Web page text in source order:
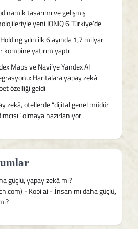
tasarımı ve gelişmiş
yeni IONIQ 6 Türkiye’de
yılın ilk 6 ayında 1,7 milyar
kombine yatırım yaptı
Maps ve Navi’ye Yandex AI
Haritalara yapay zekâ
özelliği geldi
zekâ, otellerde “dijital genel müdür
olmaya hazırlanıyor
güçlü, yapay zekâ mı?
- Kobi ai -İnsan mı daha güçlü,